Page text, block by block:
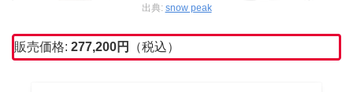
出典: snow peak
販売価格: 277,200円 （税込）